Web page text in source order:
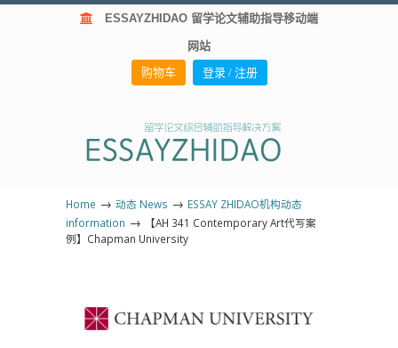
ESSAYZHIDAO 留学论文辅助指导移动端
网站
购物车 登录 / 注册
Home → 动态 News → ESSAY ZHIDAO机构动态
information →
【AH 341 Contemporary Art代写案
例】Chapman University